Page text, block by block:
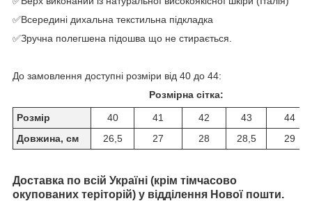
✅Всередині дихальна текстильна підкладка
✅Зручна полегшена підошва що не стирається.
До замовлення доступні розміри від 40 до 44:
Розмірна сітка:
Розмір 40 41 42 43
44
Довжина, см
26,5 27 28 28,5 29
Доставка по всій Україні (крім тімчасово
окупованих теріторій) у відділення Нової пошти.